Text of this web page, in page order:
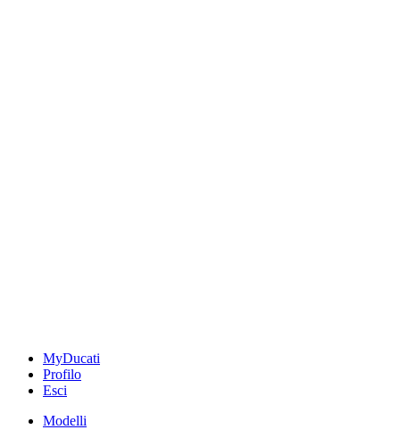
MyDucati
Profilo
Esci
Modelli